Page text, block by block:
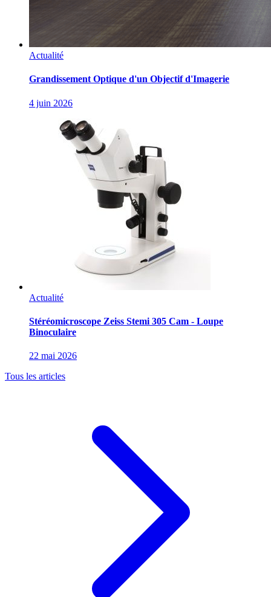
Actualité
Grandissement Optique d'un Objectif d'Imagerie
4 juin 2026
Actualité
Stéréomicroscope Zeiss Stemi 305 Cam - Loupe
Binoculaire
22 mai 2026
Tous les articles